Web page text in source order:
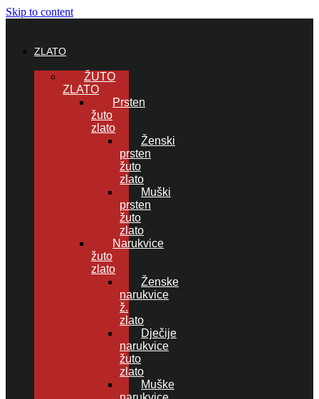
Skip to content
ZLATO
ŽUTO
ZLATO
Prsten
žuto
zlato
Ženski
prsten
žuto
zlato
Muški
prsten
žuto
zlato
Narukvice
žuto
zlato
Ženske
narukvice
ž.
zlato
Dječije
narukvice
žuto
zlato
Muške